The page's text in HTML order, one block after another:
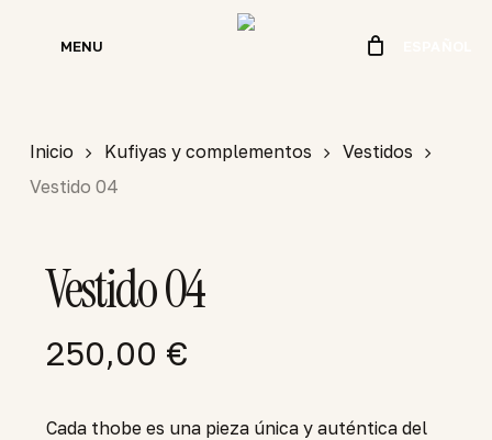
MENU
Inicio Kufiyas y complementos
Vestidos
Vestido 04
Vestido 04
250,00 €
Cada thobe es una pieza única y auténtica del